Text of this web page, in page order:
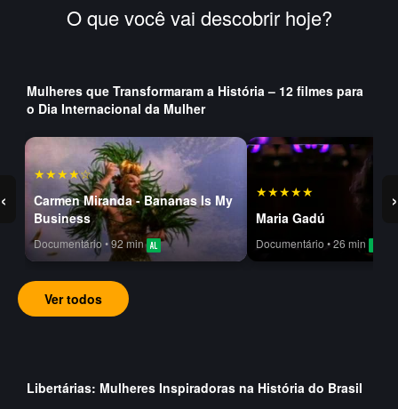
O que você vai descobrir hoje?
Mulheres que Transformaram a História – 12 filmes para
o Dia Internacional da Mulher
‹
★★★★☆
Carmen Miranda - Bananas Is My
Business
Documentário • 92 min
★★★★★
Maria Gadú
Documentário • 26 min
›
Ver todos
Libertárias: Mulheres Inspiradoras na História do Brasil